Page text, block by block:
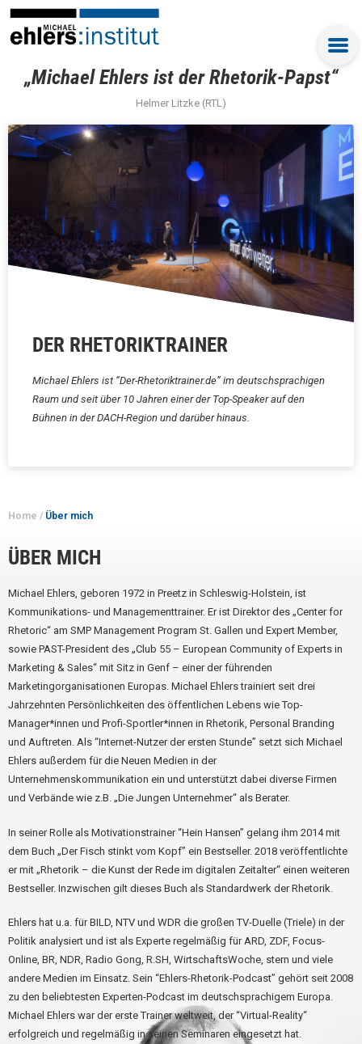
„Michael Ehlers ist der Rhetorik-Papst“
Helmer Litzke (RTL)
DER RHETORIKTRAINER
Michael Ehlers ist “Der-Rhetoriktrainer.de” im deutschsprachigen
Raum und seit über 10 Jahren einer der Top-Speaker auf den
Bühnen in der DACH-Region und darüber hinaus.
Home / Über mich
ÜBER MICH
Michael Ehlers, geboren 1972 in Preetz in Schleswig-Holstein, ist
Kommunikations- und Managementtrainer. Er ist Direktor des „Center for
Rhetoric“ am SMP Management Program St. Gallen und Expert Member,
sowie PAST-President des „Club 55 – European Community of Experts in
Marketing & Sales“ mit Sitz in Genf – einer der führenden
Marketingorganisationen Europas. Michael Ehlers trainiert seit drei
Jahrzehnten Persönlichkeiten des öffentlichen Lebens wie Top-
Manager*innen und Profi-Sportler*innen in Rhetorik, Personal Branding
und Auftreten. Als “Internet-Nutzer der ersten Stunde” setzt sich Michael
Ehlers außerdem für die Neuen Medien in der
Unternehmenskommunikation ein und unterstützt dabei diverse Firmen
und Verbände wie z.B. „Die Jungen Unternehmer“ als Berater.
In seiner Rolle als Motivationstrainer “Hein Hansen” gelang ihm 2014 mit
dem Buch „Der Fisch stinkt vom Kopf” ein Bestseller. 2018 veröffentlichte
er mit „Rhetorik – die Kunst der Rede im digitalen Zeitalter“ einen weiteren
Bestseller. Inzwischen gilt dieses Buch als Standardwerk der Rhetorik.
Ehlers hat u.a. für BILD, NTV und WDR die großen TV-Duelle (Triele) in der
Politik analysiert und ist als Experte regelmäßig für ARD, ZDF, Focus-
Online, BR, NDR, Radio Gong, R.SH, WirtschaftsWoche, stern und viele
andere Medien im Einsatz. Sein “Ehlers-Rhetorik-Podcast” gehört seit 2008
zu den beliebtesten Experten-Podcast im deutschsprachigem Europa.
Michael Ehlers war der erste Trainer weltweit, der “Virtual-Reality“
erfolgreich und regelmäßig in seinen Seminaren eingesetzt hat.